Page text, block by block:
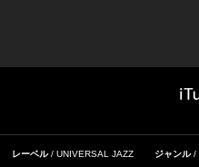
レーベル UNIVERSAL JAZZ ジャンル